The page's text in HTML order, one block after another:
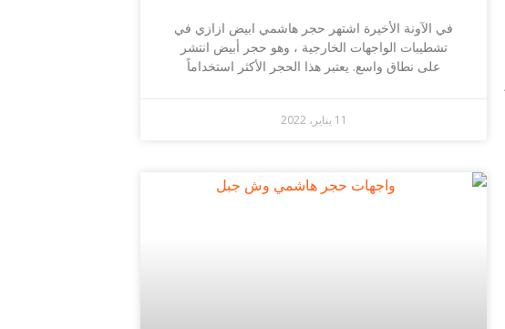
في الآونة الأخيرة اشتهر حجر هاشمي ابيض ازازي في
تشطيبات الواجهات الخارجية ، وهو حجر أبيض انتشر
على نطاق واسع. يعتبر هذا الحجر الأكثر استخداماً
11 يناير، 2022